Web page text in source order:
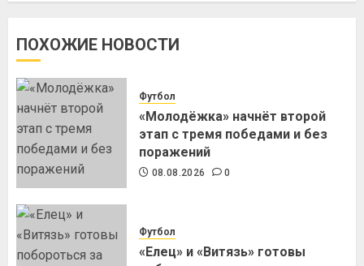
ПОХОЖИЕ НОВОСТИ
Футбол
«Молодёжка» начнёт второй
этап с тремя победами и без
поражений
08.08.2026 0
Футбол
«Елец» и «Витязь» готовы